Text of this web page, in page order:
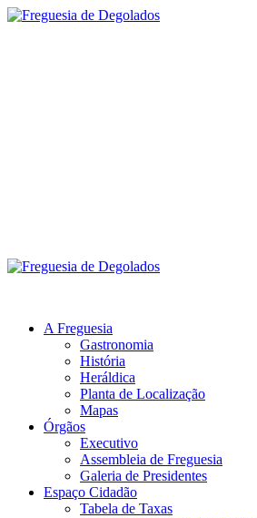
Skip
Menu
A Freguesia
Gastronomia
História
Heráldica
Planta de Localização
Mapas
Órgãos
Executivo
Assembleia de Freguesia
Galeria de Presidentes
Espaço Cidadão
Tabela de Taxas